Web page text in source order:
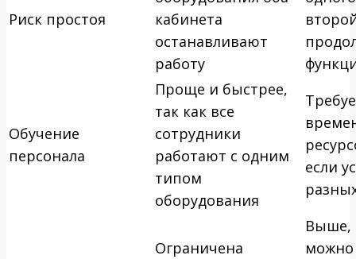
Риск простоя
кабинета
останавливают
работу
Обучение
персонала
Проще и быстрее,
так как все
сотрудники
работают с одним
типом
оборудования
если
Ограничена
Выше,
можно